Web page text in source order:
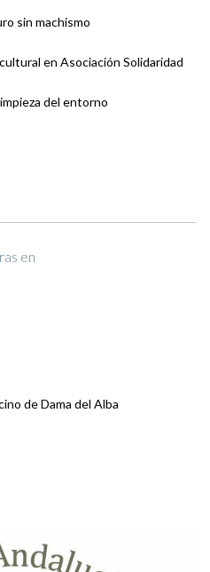
sin machismo
en Asociación Solidaridad
del entorno
en
de Dama del Alba